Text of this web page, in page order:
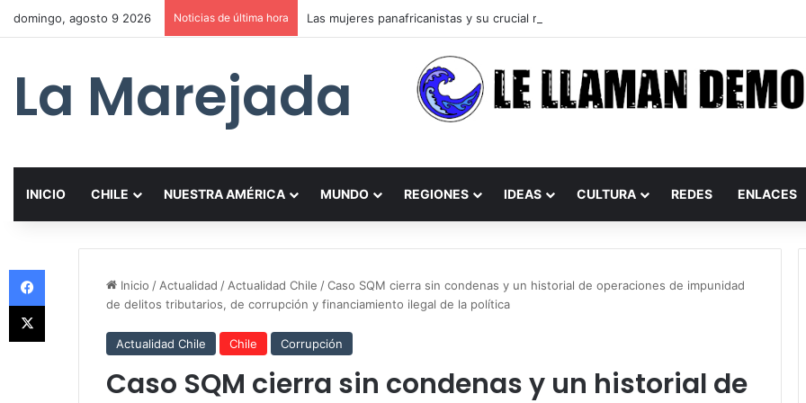
domingo, agosto 9 2026 Noticias de última hora
La Marejada
INICIO CHILE NUESTRA AMÉRICA MUNDO REGIONES IDEAS CULTURA REDES ENLACES
Inicio / Actualidad / Actualidad Chile /Caso SQM cierra sin condenas y un historial de operaciones de impunidad
de delitos tributarios, de corrupción y financiamiento ilegal de la política
Actualidad Chile Chile Corrupción
Caso SQM cierra sin condenas y un historial de
Facebook
X